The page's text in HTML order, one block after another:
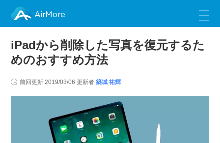
AirMore
iPadから削除した写真を復元するた
めのおすすめ方法
前回更新2019/03/06 更新者築城 祐輝